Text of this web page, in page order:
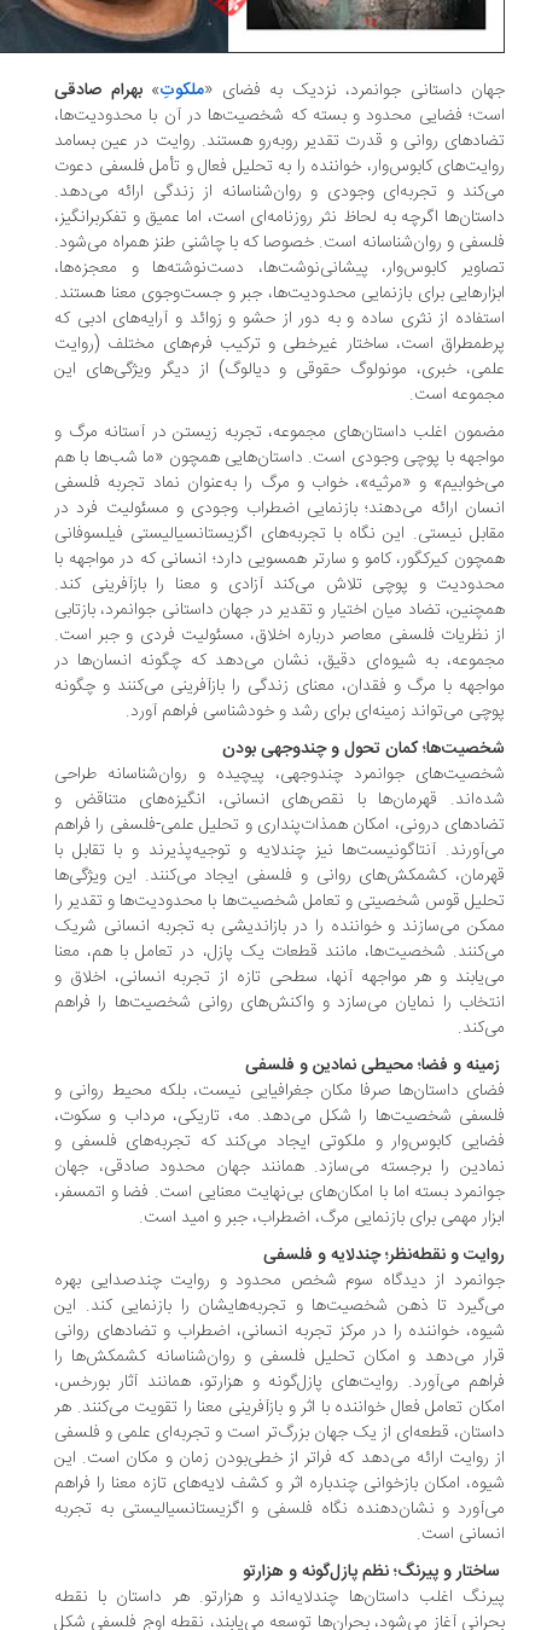
داستانی جوانمرد، نزدیک به فضای «ملکوتِ»بهرام صادقی
فضایی محدود و بسته که شخصیت‌ها در آن با محدودیت‌ها،
روانی و قدرت تقدیر روبه‌رو هستند. روایت در عین بسامد
کابوس‌وار، خواننده را به تحلیل فعال و تأمل فلسفی دعوت
و تجربه‌ای وجودی و روان‌شناسانه از زندگی ارائه می‌دهد.
اگرچه به لحاظ نثر روزنامه‌ای است، اما عمیق و تفکربرانگیز،
و روان‌شناسانه است. خصوصا که با چاشنی طنز همراه می‌شود.
کابوس‌وار، پیشانی‌نوشت‌ها، دست‌نوشته‌ها و معجزه‌ها،
برای بازنمایی محدودیت‌ها، جبر و جست‌وجوی معنا هستند.
از نثری ساده و به دور از حشو و زوائد و آرایه‌های ادبی که
است، ساختار غیرخطی و ترکیب فرم‌های مختلف (روایت
خبری، مونولوگ حقوقی و دیالوگ) از دیگر ویژگی‌های این
است.
اغلب داستان‌های مجموعه، تجربه‌ زیستن در آستانه‌ مرگ و
با پوچی وجودی است. داستان‌هایی همچون «ما شب‌ها با هم
و «مرثیه»، خواب و مرگ را به‌عنوان نماد تجربه‌ فلسفی
ارائه می‌دهند؛ بازنمایی اضطراب وجودی و مسئولیت فرد در
نیستی. این نگاه با تجربه‌های اگزیستانسیالیستی فیلسوفانی
کیرکگور، کامو و سارتر همسویی دارد؛ انسانی که در مواجهه با
و پوچی تلاش می‌کند آزادی و معنا را بازآفرینی کند.
تضاد میان اختیار و تقدیر در جهان داستانی جوانمرد، بازتابی
نظریات فلسفی معاصر درباره اخلاق، مسئولیت فردی و جبر است.
به شیوه‌ای دقیق، نشان می‌دهد که چگونه انسان‌ها در
با مرگ و فقدان، معنای زندگی را بازآفرینی می‌کنند و چگونه
می‌تواند زمینه‌ای برای رشد و خودشناسی فراهم آورد.
کمان تحول و چندوجهی بودن
جوانمرد چندوجهی، پیچیده و روان‌شناسانه طراحی
قهرمان‌ها با نقص‌های انسانی، انگیزه‌های متناقض و
درونی، امکان همذات‌پنداری و تحلیل علمی-فلسفی را فراهم
آنتاگونیست‌ها نیز چندلایه و توجیه‌پذیرند و با تقابل با
کشمکش‌های روانی و فلسفی ایجاد می‌کنند. این ویژگی‌ها
قوس شخصیتی و تعامل شخصیت‌ها با محدودیت‌ها و تقدیر را
می‌سازند و خواننده را در بازاندیشی به تجربه انسانی شریک
شخصیت‌ها، مانند قطعات یک پازل، در تعامل با هم، معنا
و هر مواجهه آنها، سطحی تازه از تجربه انسانی، اخلاق و
را نمایان می‌سازد و واکنش‌های روانی شخصیت‌ها را فراهم
و فضا؛ محیطی نمادین و فلسفی
داستان‌ها صرفا مکان جغرافیایی نیست، بلکه محیط روانی و
شخصیت‌ها را شکل می‌دهد. مه، تاریکی، مرداب و سکوت،
کابوس‌وار و ملکوتی ایجاد می‌کند که تجربه‌های فلسفی و
را برجسته می‌سازد. همانند جهان محدود صادقی، جهان
بسته اما با امکان‌های بی‌نهایت معنایی است. فضا و اتمسفر،
مهمی برای بازنمایی مرگ، اضطراب، جبر و امید است.
و نقطه‌نظر؛ چندلایه و فلسفی
از دیدگاه سوم‌ شخص محدود و روایت چندصدایی بهره
تا ذهن شخصیت‌ها و تجربه‌هایشان را بازنمایی کند. این
خواننده را در مرکز تجربه انسانی، اضطراب و تضادهای روانی
می‌دهد و امکان تحلیل فلسفی و روان‌شناسانه کشمکش‌ها را
می‌آورد. روایت‌های پازل‌گونه و هزارتو، همانند آثار بورخس،
تعامل فعال خواننده با اثر و بازآفرینی معنا را تقویت می‌کنند. هر
قطعه‌ای از یک جهان بزرگ‌تر است و تجربه‌ای علمی و فلسفی
روایت ارائه می‌دهد که فراتر از خطی‌بودن زمان و مکان است. این
امکان بازخوانی چندباره اثر و کشف لایه‌های تازه معنا را فراهم
و نشان‌دهنده‌‌‌ نگاه فلسفی و اگزیستانسیالیستی به تجربه‌
است.
و پیرنگ؛ نظم پازل‌گونه و هزارتو
اغلب داستان‌ها چندلایه‌اند و هزارتو. هر داستان با نقطه‌
آغاز می‌شود، بحران‌ها توسعه می‌یابند، نقطه اوج فلسفی شکل